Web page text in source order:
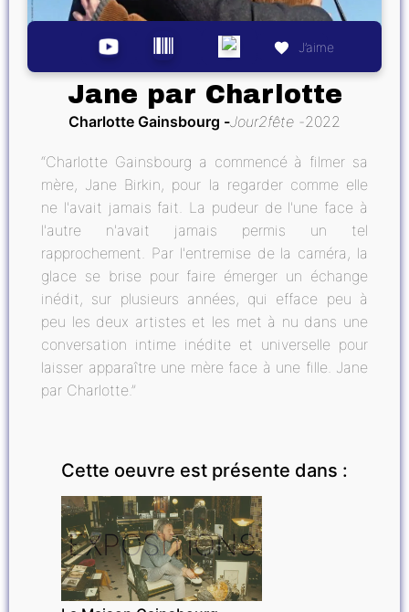
J’aime
Jane par Charlotte
Charlotte Gainsbourg Jour2fête 2022
“Charlotte Gainsbourg a commencé à filmer sa
mère, Jane Birkin, pour la regarder comme elle
ne l'avait jamais fait. La pudeur de l'une face à
l'autre n'avait jamais permis un tel
rapprochement. Par l'entremise de la caméra, la
glace se brise pour faire émerger un échange
inédit, sur plusieurs années, qui efface peu à
peu les deux artistes et les met à nu dans une
conversation intime inédite et universelle pour
laisser apparaître une mère face à une fille. Jane
par Charlotte.”
Cette oeuvre est présente dans :
EXPOSITIONS